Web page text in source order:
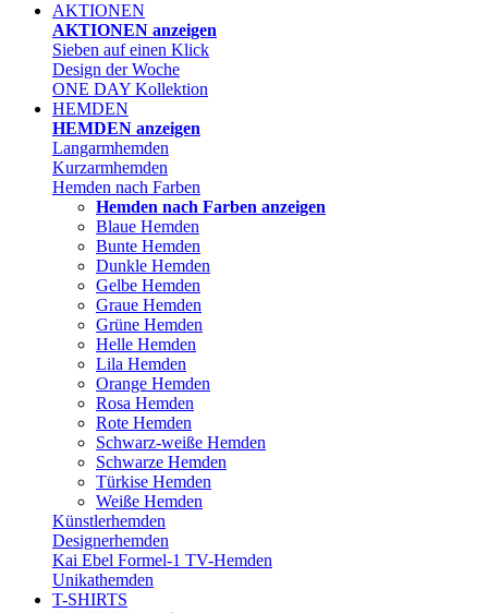
AKTIONEN
AKTIONEN anzeigen
Sieben auf einen Klick
Design der Woche
ONE DAY Kollektion
HEMDEN
HEMDEN anzeigen
Langarmhemden
Kurzarmhemden
Hemden nach Farben
Hemden nach Farben anzeigen
Blaue Hemden
Bunte Hemden
Dunkle Hemden
Gelbe Hemden
Graue Hemden
Grüne Hemden
Helle Hemden
Lila Hemden
Orange Hemden
Rosa Hemden
Rote Hemden
Schwarz-weiße Hemden
Schwarze Hemden
Türkise Hemden
Weiße Hemden
Künstlerhemden
Designerhemden
Kai Ebel Formel-1 TV-Hemden
Unikathemden
T-SHIRTS